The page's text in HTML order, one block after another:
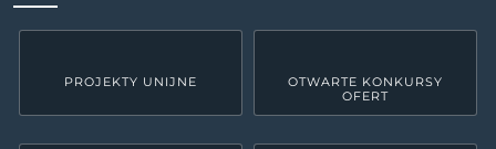
PROJEKTY UNIJNE
OTWARTE KONKURSY
OFERT